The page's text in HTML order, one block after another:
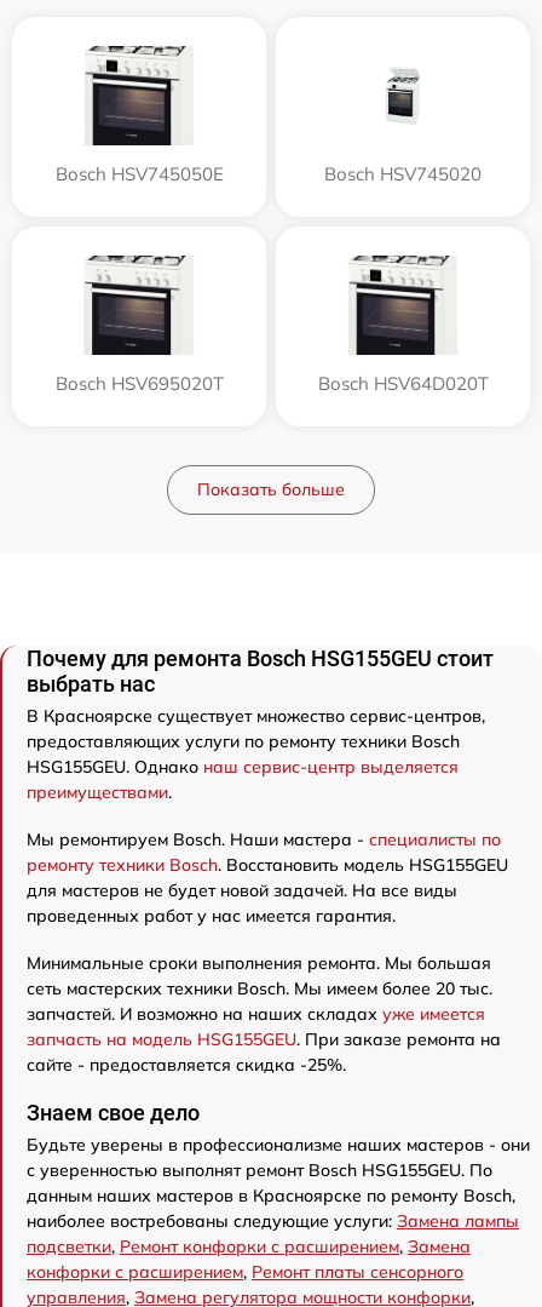
Bosch HSV745050E Bosch HSV745020
Bosch HSV695020T Bosch HSV64D020T
Показать больше
Почему для ремонта Bosch HSG155GEU стоит
выбрать нас
В Красноярске существует множество сервис-центров,
предоставляющих услуги по ремонту техники Bosch
HSG155GEU. Однако наш сервис-центр выделяется
преимуществами.
Мы ремонтируем Bosch. Наши мастера - специалисты по
ремонту техники Bosch. Восстановить модель HSG155GEU
для мастеров не будет новой задачей. На все виды
проведенных работ у нас имеется гарантия.
Минимальные сроки выполнения ремонта. Мы большая
сеть мастерских техники Bosch. Мы имеем более 20 тыс.
запчастей. И возможно на наших складах уже имеется
запчасть на модель HSG155GEU. При заказе ремонта на
сайте - предоставляется скидка -25%.
Знаем свое дело
Будьте уверены в профессионализме наших мастеров - они
с уверенностью выполнят ремонт Bosch HSG155GEU. По
данным наших мастеров в Красноярске по ремонту Bosch,
наиболее востребованы следующие услуги: Замена лампы
подсветки, Ремонт конфорки с расширением, Замена
конфорки с расширением, Ремонт платы сенсорного
управления, Замена регулятора мощности конфорки,